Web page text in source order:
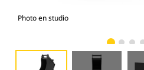
Photo en studio